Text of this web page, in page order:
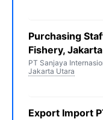
Purchasing
Fishery,
PT Sanjaya
Jakarta Utara
Export Import